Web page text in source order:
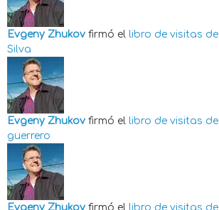
Evgeny Zhukov firmó el libro de visitas de
Silva
Evgeny Zhukov firmó el libro de visitas de
guerrero
Evgeny Zhukov firmó el libro de visitas de